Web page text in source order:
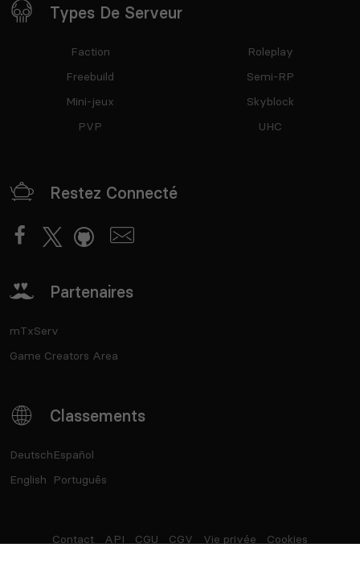
Types De Serveur
Faction
Freebuild
Mini-jeux
PVP
Roleplay
Semi-RP
Skyblock
UHC
Restez Connecté
Partenaires
mTxServ
Game Creators Area
Classements
Deutsch
English
Español
Português
Contact API CGU CGV Vie privée Cookies